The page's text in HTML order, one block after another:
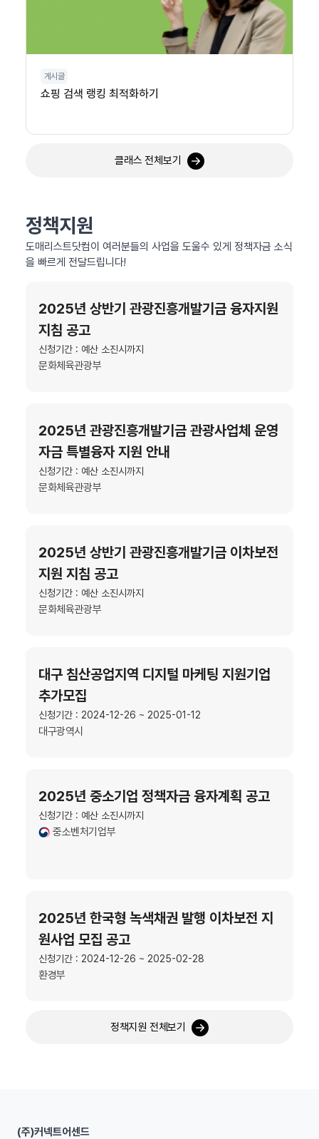
게시글
쇼핑 검색 랭킹 최적화하기
클래스 전체보기
정책지원
도매리스트닷컴이 여러분들의 사업을 도울수 있게 정책자금 소식
을 빠르게 전달드립니다!
2025년 상반기 관광진흥개발기금 융자지원
지침 공고
신청기간 : 예산 소진시까지
문화체육관광부
2025년 관광진흥개발기금 관광사업체 운영
자금 특별융자 지원 안내
신청기간 : 예산 소진시까지
문화체육관광부
2025년 상반기 관광진흥개발기금 이차보전
지원 지침 공고
신청기간 : 예산 소진시까지
문화체육관광부
대구 침산공업지역 디지털 마케팅 지원기업
추가모집
신청기간 : 2024-12-26 ~ 2025-01-12
대구광역시
2025년 중소기업 정책자금 융자계획 공고
신청기간 : 예산 소진시까지
중소벤처기업부
2025년 한국형 녹색채권 발행 이차보전 지
원사업 모집 공고
신청기간 : 2024-12-26 ~ 2025-02-28
환경부
정책지원 전체보기
(주)커넥트어센드